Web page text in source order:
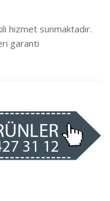
hizmet sunmaktadır.
garanti